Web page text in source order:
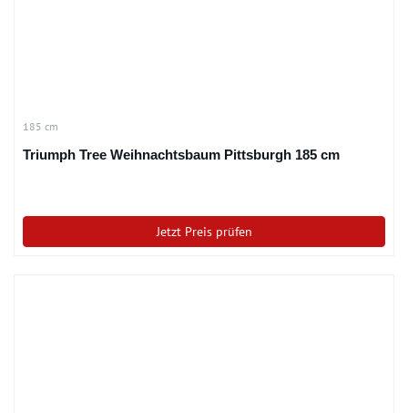
185 cm
Triumph Tree Weihnachtsbaum Pittsburgh 185 cm
Jetzt Preis prüfen